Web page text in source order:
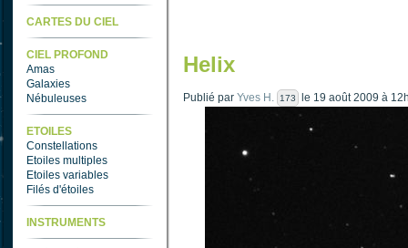
CARTES DU CIEL
CIEL PROFOND
Amas
Galaxies
Nébuleuses
ETOILES
Constellations
Etoiles multiples
Etoiles variables
Filés d'étoiles
INSTRUMENTS
Helix
Publié par Yves H. 173 le 19 août 2009 à